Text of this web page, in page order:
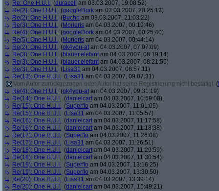
Re: One H.U.I. (duracell
am 03.03.2007, 19:08:52)
Re(2): One H.U.I. (googleDork am 03.03.2007, 20:25:12)
Re(2): One H.U.I. (Bucho am 03.03.2007, 21:03:22)
Re(3): One H.U.I. (Morieris am 04.03.2007, 00:19:46)
Re(4): One H.U.I. (googleDork am 04.03.2007, 00:25:40)
Re(5): One H.U.I. (Morieris am 04.03.2007, 00:44:14)
Re(2): One H.U.I. (ok4you-at am 04.03.2007, 07:07:09)
Re(3): One H.U.I. (blauer.elefant am 04.03.2007, 08:19:14)
Re(3): One H.U.I. (blauer.elefant am 04.03.2007, 08:21:55)
Re(3): One H.U.I. (Lisa31 am 04.03.2007, 08:57:11)
Re(13): One H.U.I. (Lisa31 am 04.03.2007, 09:07:31)
Vom Autor zurückgezogen oder Autor hat seine Registrierung nicht bestätigt (
Re(4): One H.U.I. (ok4you-at am 04.03.2007, 09:31:19)
Re(14): One H.U.I. (danielcart am 04.03.2007, 10:59:08)
Re(15): One H.U.I. (Superflo am 04.03.2007, 11:01:05)
Re(15): One H.U.I. (Lisa31 am 04.03.2007, 11:05:57)
Re(16): One H.U.I. (danielcart am 04.03.2007, 11:17:58)
Re(16): One H.U.I. (danielcart am 04.03.2007, 11:18:38)
Re(17): One H.U.I. (Superflo am 04.03.2007, 11:26:08)
Re(17): One H.U.I. (Lisa31 am 04.03.2007, 11:26:51)
Re(18): One H.U.I. (danielcart am 04.03.2007, 11:29:59)
Re(18): One H.U.I. (danielcart am 04.03.2007, 11:30:54)
Re(19): One H.U.I. (Superflo am 04.03.2007, 13:16:25)
Re(19): One H.U.I. (Superflo am 04.03.2007, 13:30:50)
Re(20): One H.U.I. (Lisa31 am 04.03.2007, 13:39:14)
Re(20): One H.U.I. (danielcart am 04.03.2007, 15:49:21)